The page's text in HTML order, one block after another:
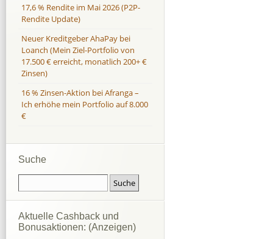
17,6 % Rendite im Mai 2026 (P2P-
Rendite Update)
Neuer Kreditgeber AhaPay bei
Loanch (Mein Ziel-Portfolio von
17.500 € erreicht, monatlich 200+ €
Zinsen)
16 % Zinsen-Aktion bei Afranga –
Ich erhöhe mein Portfolio auf 8.000
€
Suche
Aktuelle Cashback und
Bonusaktionen: (Anzeigen)